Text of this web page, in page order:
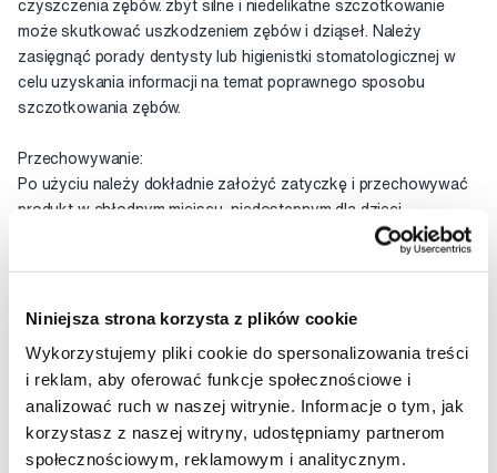
Niniejsza strona korzysta z plików cookie
Wykorzystujemy pliki cookie do spersonalizowania treści
i reklam, aby oferować funkcje społecznościowe i
analizować ruch w naszej witrynie. Informacje o tym, jak
korzystasz z naszej witryny, udostępniamy partnerom
społecznościowym, reklamowym i analitycznym.
czyszczenia zębów. zbyt silne i niedelikatne szczotkowanie
może skutkować uszkodzeniem zębów i dziąseł. Należy
zasięgnąć porady dentysty lub higienistki stomatologicznej w
celu uzyskania informacji na temat poprawnego sposobu
szczotkowania zębów.
Przechowywanie:
Po użyciu należy dokładnie założyć zatyczkę i przechowywać
produkt w chłodnym miejscu, niedostępnym dla dzieci.
Skład
Ocena